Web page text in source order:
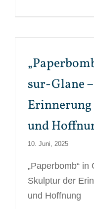
sur-Glane
und
10. Juni, 2025
„Paperbomb“
Skulptur der
und Hoffnung